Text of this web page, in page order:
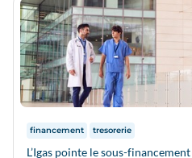
Thématiques :
financement tresorerie
L’Igas pointe le sous-